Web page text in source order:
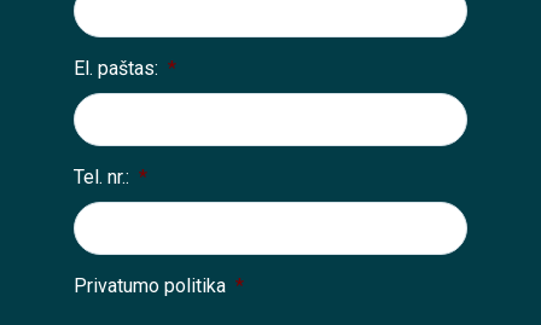
El. paštas: *
Tel. nr.: *
Privatumo politika *